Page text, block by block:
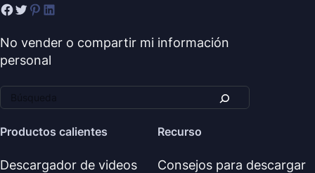
No vender o compartir mi información
personal
Productos calientes
Descargador de videos
Recurso
Consejos para descargar